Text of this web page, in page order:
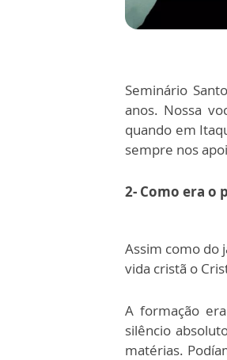
Seminário
anos. Nossa
quando em
sempre nos
2- Como era o
Assim como do
vida cristã o
A formação
silêncio
matérias.